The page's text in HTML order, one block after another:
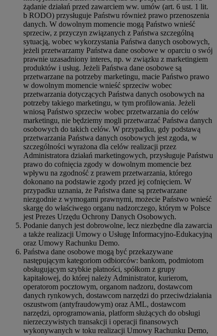
żądanie działań przed zawarciem ww. umów (art. 6 ust. 1 lit.
b RODO) przysługuje Państwu również prawo przenoszenia
danych. W dowolnym momencie mogą Państwo wnieść
sprzeciw, z przyczyn związanych z Państwa szczególną
sytuacją, wobec wykorzystania Państwa danych osobowych,
jeżeli przetwarzamy Państwa dane osobowe w oparciu o swój
prawnie uzasadniony interes, np. w związku z marketingiem
produktów i usług. Jeżeli Państwa dane osobowe są
przetwarzane na potrzeby marketingu, macie Państwo prawo
w dowolnym momencie wnieść sprzeciw wobec
przetwarzania dotyczących Państwa danych osobowych na
potrzeby takiego marketingu, w tym profilowania. Jeżeli
wniosą Państwo sprzeciw wobec przetwarzania do celów
marketingu, nie będziemy mogli przetwarzać Państwa danych
osobowych do takich celów. W przypadku, gdy podstawą
przetwarzania Państwa danych osobowych jest zgoda, w
szczególności wyrażona dla celów realizacji przez
Administratora działań marketingowych, przysługuje Państwu
prawo do cofnięcia zgody w dowolnym momencie bez
wpływu na zgodność z prawem przetwarzania, którego
dokonano na podstawie zgody przed jej cofnięciem. W
przypadku uznania, że Państwa dane są przetwarzane
niezgodnie z wymogami prawnymi, możecie Państwo wnieść
skargę do właściwego organu nadzorczego, którym w Polsce
jest Prezes Urzędu Ochrony Danych Osobowych.
Podanie danych jest dobrowolne, lecz niezbędne dla zawarcia
a także realizacji Umowy o Usługę Informacyjno-Edukacyjną
oraz Umowy Rachunku Demo.
Państwa dane osobowe mogą być przekazywane
następującym kategoriom odbiorców: bankom, podmiotom
obsługującym szybkie płatności, spółkom z grupy
kapitałowej, do której należy Administrator, kurierom,
operatorom pocztowym, organom nadzoru, dostawcom
danych rynkowych, dostawcom narzędzi do przeciwdziałania
oszustwom (antyfraudowym) oraz AML, dostawcom
narzędzi, oprogramowania, platform służących do obsługi
nierzeczywistych transakcji i operacji finansowych
wykonywanych w toku realizacji Umowy Rachunku Demo,